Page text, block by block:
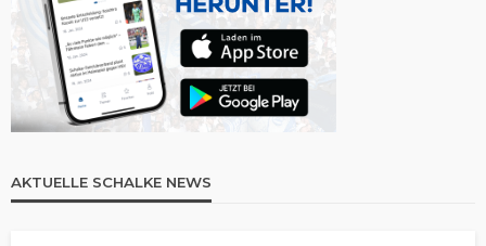
AKTUELLE SCHALKE NEWS